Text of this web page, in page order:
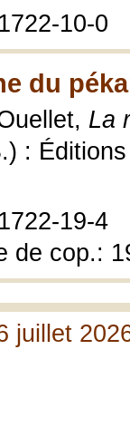
10-0
du
La
:
19-4
de cop.:
juillet